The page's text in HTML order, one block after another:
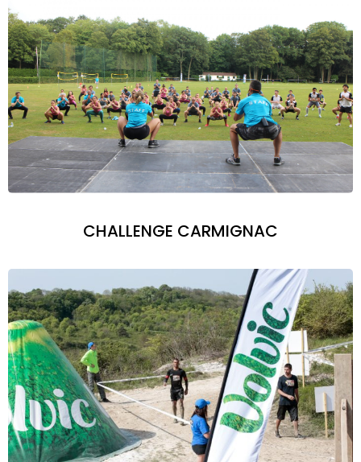
CHALLENGE CARMIGNAC